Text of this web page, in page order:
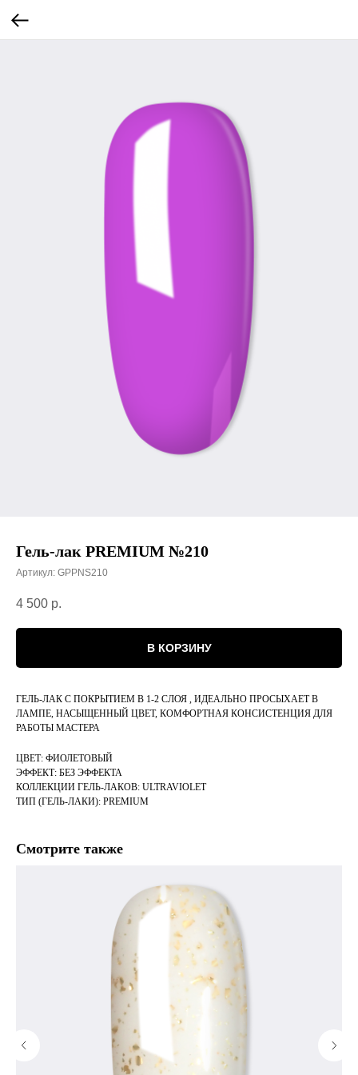
Гель-лак PREMIUM №210
Артикул: GPPNS210
4 500 р.
В КОРЗИНУ
ГЕЛЬ-ЛАК С ПОКРЫТИЕМ В 1-2 СЛОЯ , ИДЕАЛЬНО ПРОСЫХАЕТ В
ЛАМПЕ, НАСЫЩЕННЫЙ ЦВЕТ, КОМФОРТНАЯ КОНСИСТЕНЦИЯ ДЛЯ
РАБОТЫ МАСТЕРА
ЦВЕТ: ФИОЛЕТОВЫЙ
ЭФФЕКТ: БЕЗ ЭФФЕКТА
КОЛЛЕКЦИИ ГЕЛЬ-ЛАКОВ: ULTRAVIOLET
ТИП (ГЕЛЬ-ЛАКИ): PREMIUM
Смотрите также